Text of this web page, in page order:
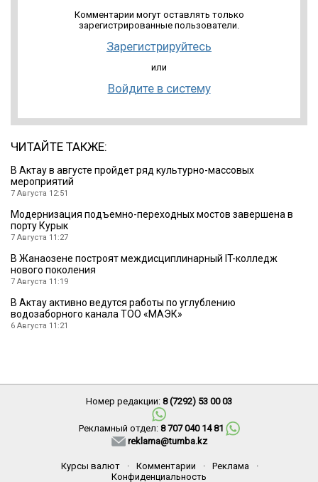
Комментарии могут оставлять только
зарегистрированные пользователи.
Зарегистрируйтесь
или
Войдите в систему
ЧИТАЙТЕ ТАКЖЕ:
В Актау в августе пройдет ряд культурно-массовых
мероприятий
7 Августа 12:51
Модернизация подъемно-переходных мостов завершена в
порту Курык
7 Августа 11:27
В Жанаозене построят междисциплинарный IT-колледж
нового поколения
7 Августа 11:19
В Актау активно ведутся работы по углублению
водозаборного канала ТОО «МАЭК»
6 Августа 11:21
Номер редакции: 8 (7292) 53 00 03
Рекламный отдел: 8 707 040 14 81
reklama@tumba.kz
Курсы валют · Комментарии · Реклама
·
Конфиденциальность